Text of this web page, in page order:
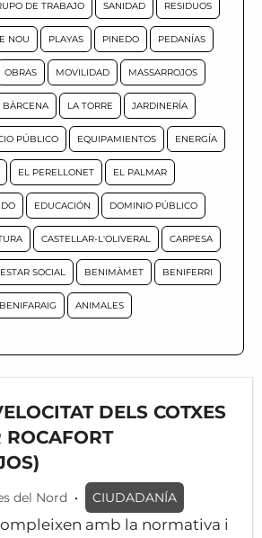
DE TRABAJO SANIDAD RESIDUOS
NOU PLAYAS PINEDO PEDANÍAS
OBRAS MOVILIDAD MASSARROJOS
BÀRCENA LA TORRE JARDINERÍA
PÚBLICO EQUIPAMIENTOS ENERGÍA
EL PERELLONET EL PALMAR
EDUCACIÓN DOMINIO PÚBLICO
CASTELLAR-L'OLIVERAL CARPESA
SOCIAL BENIMÀMET BENIFERRI
BENIFARAIG ANIMALES
DELS COTXES
ROCAFORT
del Nord • CIUDADANÍA
amb la normativa i